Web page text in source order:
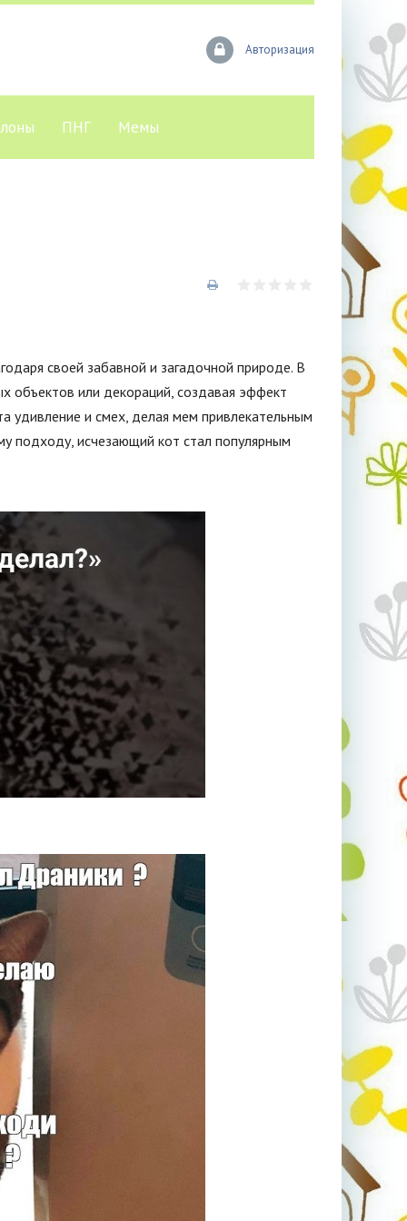
Авторизация
ПНГ Мемы
своей забавной и загадочной природе. В
объектов или декораций, создавая эффект
удивление и смех, делая мем привлекательным
подходу, исчезающий кот стал популярным